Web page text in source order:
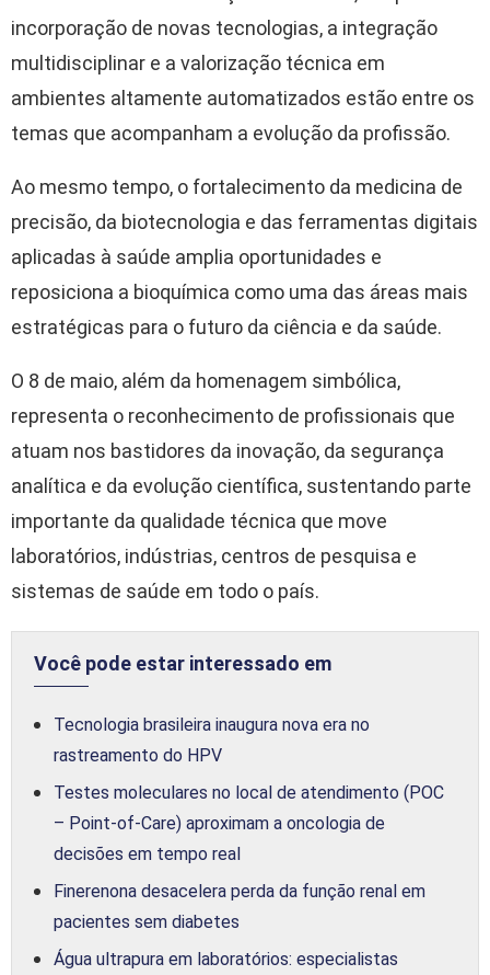
incorporação de novas tecnologias, a integração
multidisciplinar e a valorização técnica em
ambientes altamente automatizados estão entre os
temas que acompanham a evolução da profissão.
Ao mesmo tempo, o fortalecimento da medicina de
precisão, da biotecnologia e das ferramentas digitais
aplicadas à saúde amplia oportunidades e
reposiciona a bioquímica como uma das áreas mais
estratégicas para o futuro da ciência e da saúde.
O 8 de maio, além da homenagem simbólica,
representa o reconhecimento de profissionais que
atuam nos bastidores da inovação, da segurança
analítica e da evolução científica, sustentando parte
importante da qualidade técnica que move
laboratórios, indústrias, centros de pesquisa e
sistemas de saúde em todo o país.
Você pode estar interessado em
Tecnologia brasileira inaugura nova era no
rastreamento do HPV
Testes moleculares no local de atendimento (POC
– Point-of-Care) aproximam a oncologia de
decisões em tempo real
Finerenona desacelera perda da função renal em
pacientes sem diabetes
Água ultrapura em laboratórios: especialistas